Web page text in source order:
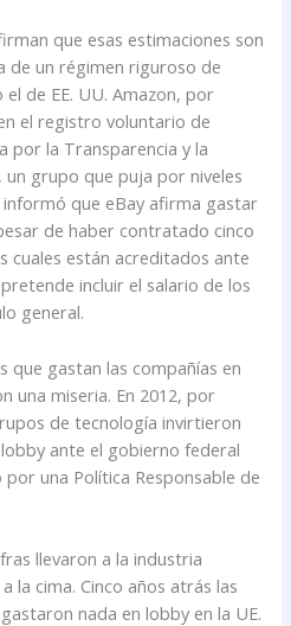
que esas estimaciones son
de un régimen riguroso de
de EE. UU. Amazon, por
el registro voluntario de
por la Transparencia y la
un grupo que puja por niveles
que eBay afirma gastar
de haber contratado cinco
cuales están acreditados ante
incluir el salario de los
general.
que gastan las compañías en
una miseria. En 2012, por
de tecnología invirtieron
ante el gobierno federal
por una Política Responsable de
llevaron a la industria
la cima. Cinco años atrás las
nada en lobby en la UE.